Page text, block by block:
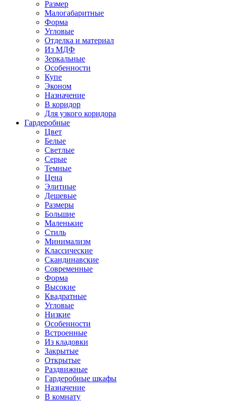
Размер
Малогабаритные
Форма
Угловые
Отделка и материал
Из МДФ
Зеркальные
Особенности
Купе
Эконом
Назначение
В коридор
Для узкого коридора
Гардеробные
Цвет
Белые
Светлые
Серые
Темные
Цена
Элитные
Дешевые
Размеры
Большие
Маленькие
Стиль
Минимализм
Классические
Скандинавские
Современные
Форма
Высокие
Квадратные
Угловые
Низкие
Особенности
Встроенные
Из кладовки
Закрытые
Открытые
Раздвижные
Гардеробные шкафы
Назначение
В комнату